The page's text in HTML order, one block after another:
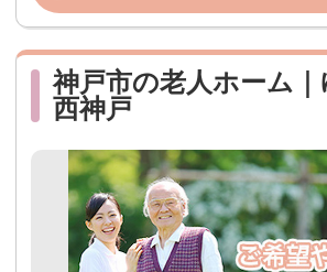
神戸市の老人ホーム
西神戸